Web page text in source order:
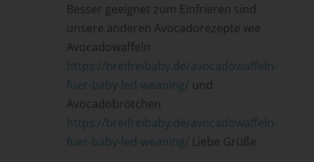
Besser geeignet zum Einfrieren sind
unsere anderen Avocadorezepte wie
Avocadowaffeln
https://breifreibaby.de/avocadowaffeln-
fuer-baby-led-weaning/ und
Avocadobrötchen
https://breifreibaby.de/avocadowaffeln-
fuer-baby-led-weaning/ Liebe Grüße